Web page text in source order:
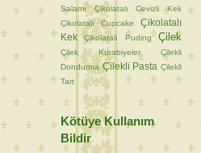
Salamı
Çikolatalı Cevizli Kek
Çikolatalı Cupcake
Çikolatalı
Kek
Çikolatalı Puding Çilek
Çilek Kurabiyeler
Çilekli
Dondurma Çilekli Pasta Çilekli
Tart
Kötüye Kullanım
Bildir